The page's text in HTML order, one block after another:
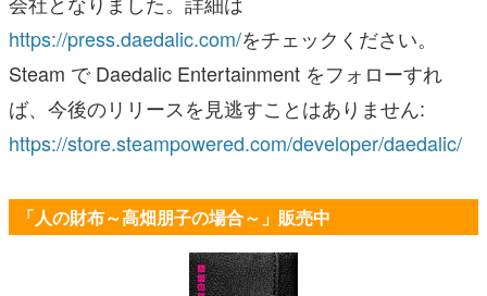
https://press.daedalic.com/をチェックください。
Steam で Daedalic Entertainment をフォローすれ
ば、今後のリリースを見逃すことはありません:
https://store.steampowered.com/developer/daedalic/
「人の財布～高畑朋子の場合～」販売中